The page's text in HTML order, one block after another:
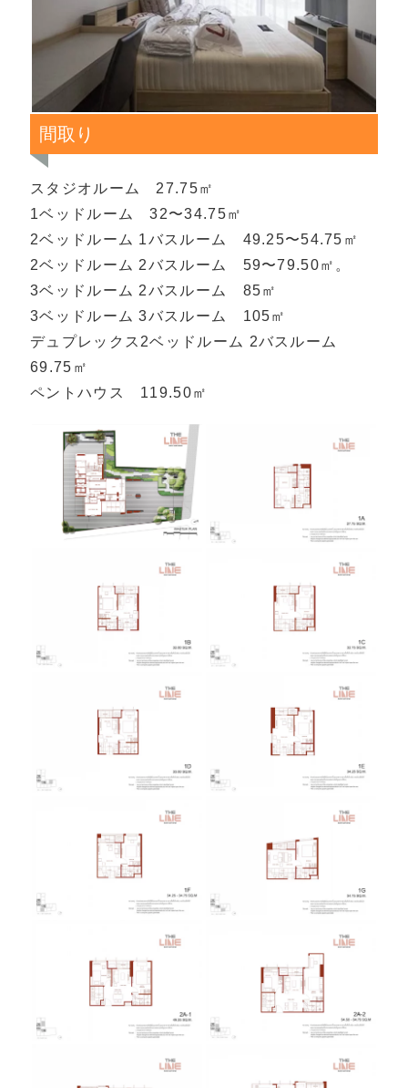
間取り
スタジオルーム 27.75㎡
1ベッドルーム 32〜34.75㎡
2ベッドルーム 1バスルーム 49.25〜54.75㎡
2ベッドルーム 2バスルーム 59〜79.50㎡。
3ベッドルーム 2バスルーム 85㎡
3ベッドルーム 3バスルーム 105㎡
デュプレックス2ベッドルーム 2バスルーム
69.75㎡
ペントハウス 119.50㎡